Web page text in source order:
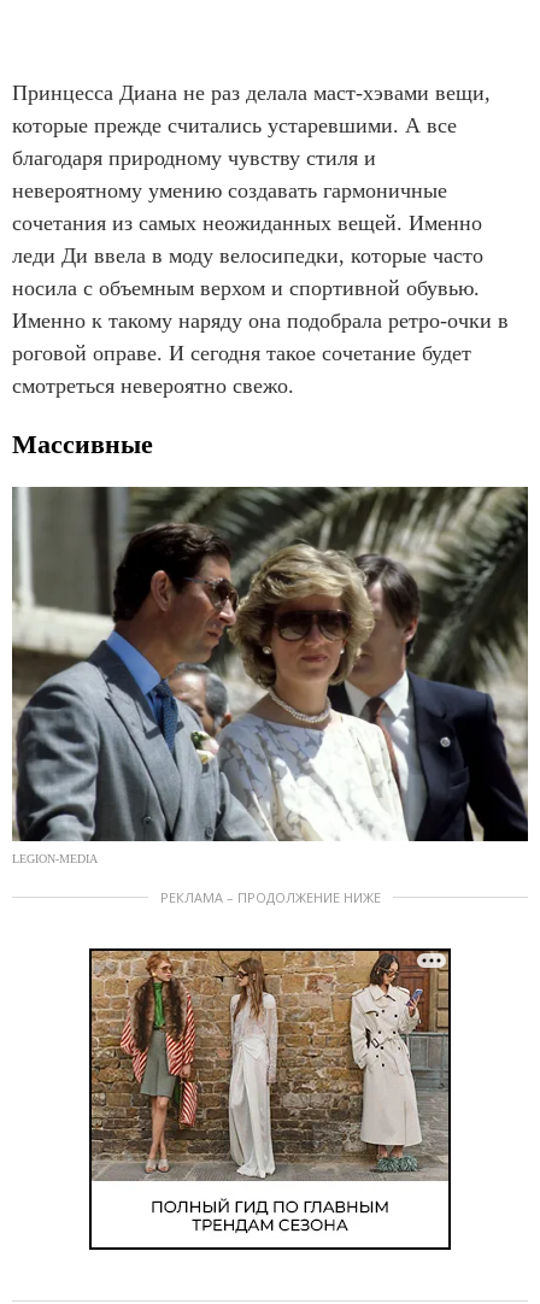
Принцесса Диана не раз делала маст-хэвами вещи,
которые прежде считались устаревшими. А все
благодаря природному чувству стиля и
невероятному умению создавать гармоничные
сочетания из самых неожиданных вещей. Именно
леди Ди ввела в моду велосипедки, которые часто
носила с объемным верхом и спортивной обувью.
Именно к такому наряду она подобрала ретро-очки в
роговой оправе. И сегодня такое сочетание будет
смотреться невероятно свежо.
Массивные
LEGION-MEDIA
РЕКЛАМА – ПРОДОЛЖЕНИЕ НИЖЕ